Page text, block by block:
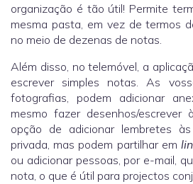
organização é tão útil! Permite
mesma pasta, em vez de termos
no meio de dezenas de notas.
Além disso, no telemóvel, a
escrever simples notas. As
fotografias, podem adicionar
mesmo fazer desenhos/escrever
opção de adicionar lembretes
privada, mas podem partilhar em
ou adicionar pessoas, por e-mail,
nota, o que é útil para projectos